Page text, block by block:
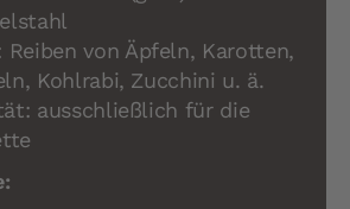
Reiben von Äpfeln, Karotten,
Kohlrabi, Zucchini u. ä.
ausschließlich für die